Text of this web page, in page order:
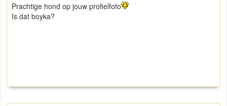
Prachtige hond op jouw profielfoto
Is dat boyka?